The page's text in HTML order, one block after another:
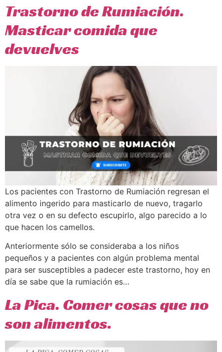
Trastorno de Rumiación.
Masticar comida que
devuelves
Los pacientes con Trastorno de Rumiación regresan el
alimento ingerido para masticarlo de nuevo, tragarlo
otra vez o en su defecto escupirlo, algo parecido a lo
que hacen los camellos.
Anteriormente sólo se consideraba a los niños
pequeños y a pacientes con algún problema mental
para ser susceptibles a padecer este trastorno, hoy en
día se sabe que la rumiación es…
La Pica. Comer cosas que no
son alimentos.